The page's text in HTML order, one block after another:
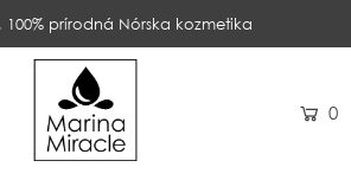
prírodná Nórska kozmetika
0